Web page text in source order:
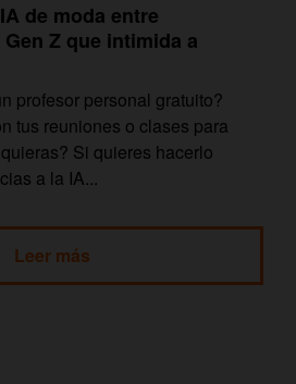
de moda entre
Z que intimida a
profesor personal gratuito?
tus reuniones o clases para
Si quieres hacerlo
a la IA...
Leer más